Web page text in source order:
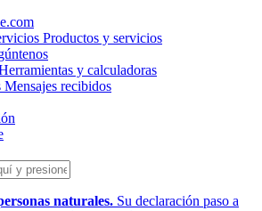
Productos y servicios
y calculadoras
Mensajes recibidos
naturales. Su declaración paso a